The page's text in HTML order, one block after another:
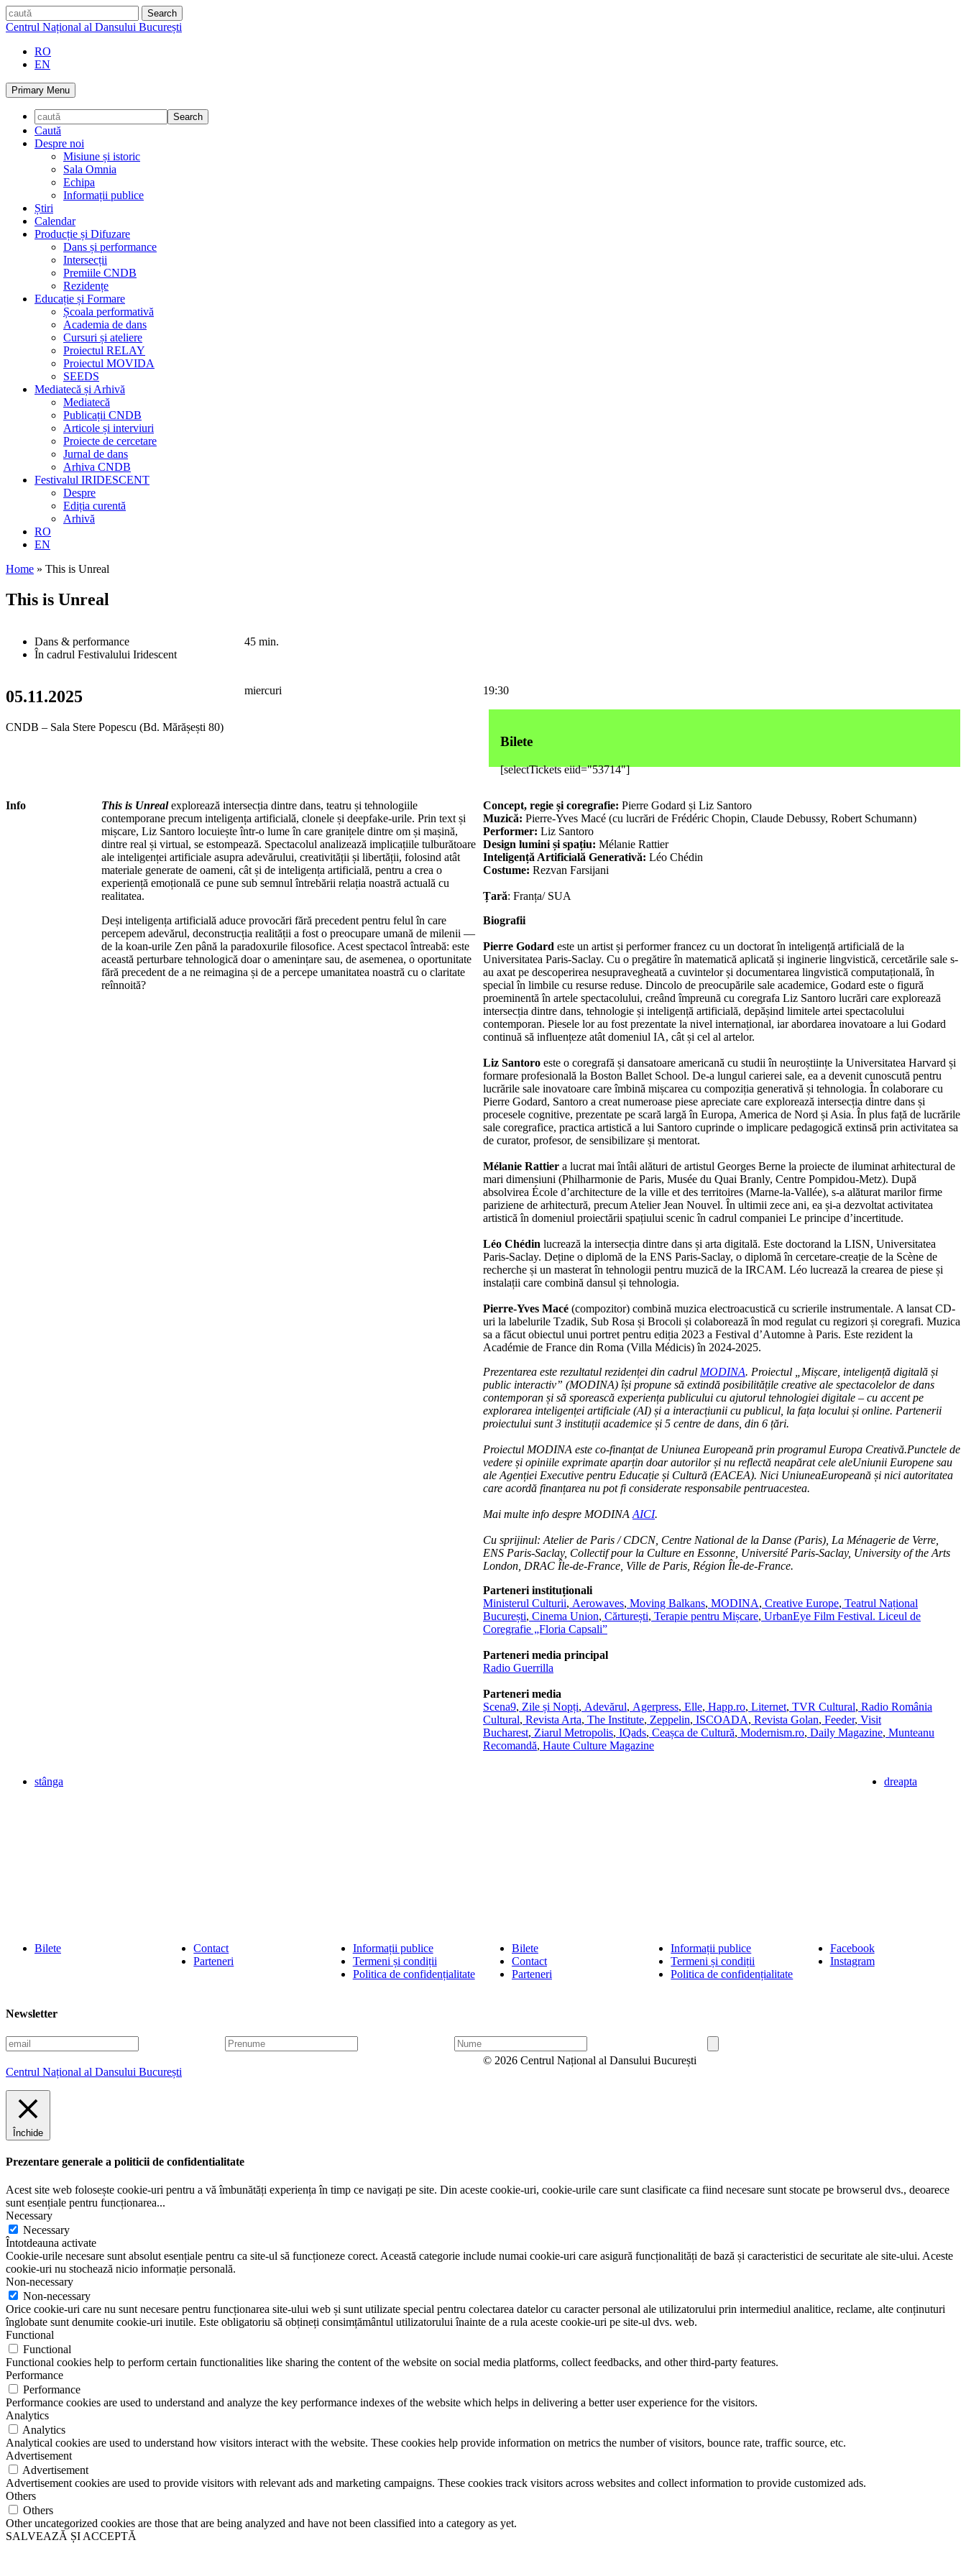
Skip
to
caută
Centrul Național al Dansului București
RO
EN
Primary Menu
Caută
Despre noi
Misiune și istoric
Sala Omnia
Echipa
Informații publice
Știri
Calendar
Producție și Difuzare
Dans și performance
Intersecții
Premiile CNDB
Rezidențe
Educație și Formare
Școala performativă
Academia de dans
Cursuri și ateliere
Proiectul RELAY
Proiectul MOVIDA
SEEDS
Mediatecă și Arhivă
Mediatecă
Publicații CNDB
Articole și interviuri
Proiecte de cercetare
Jurnal de dans
Arhiva CNDB
Festivalul IRIDESCENT
Despre
Ediția curentă
Arhivă
RO
EN
Home » This is Unreal
This is Unreal
Dans & performance
În cadrul Festivalului Iridescent
45 min.
05.11.2025 miercuri 19:30
CNDB – Sala Stere Popescu (Bd. Mărășești 80)
Bilete
[selectTickets eiid="53714"]
Info This is Unrealexplorează intersecția dintre dans, teatru și tehnologiile
contemporane precum inteligența artificială, clonele și deepfake-urile. Prin text și
mișcare, Liz Santoro locuiește într-o lume în care granițele dintre om și mașină,
dintre real și virtual, se estompează. Spectacolul analizează implicațiile tulburătoare
ale inteligenței artificiale asupra adevărului, creativității și libertății, folosind atât
materiale generate de oameni, cât și de inteligența artificială, pentru a crea o
experiență emoțională ce pune sub semnul întrebării relația noastră actuală cu
realitatea.
Deși inteligența artificială aduce provocări fără precedent pentru felul în care
percepem adevărul, deconstrucția realității a fost o preocupare umană de milenii —
de la koan-urile Zen până la paradoxurile filosofice. Acest spectacol întreabă: este
această perturbare tehnologică doar o amenințare sau, de asemenea, o oportunitate
fără precedent de a ne reimagina și de a percepe umanitatea noastră cu o claritate
reînnoită?
Concept, regie și coregrafie: Pierre Godard și Liz Santoro
Muzică: Pierre-Yves Macé (cu lucrări de Frédéric Chopin, Claude Debussy, Robert Schumann)
Performer: Liz Santoro
Design lumini și spațiu: Mélanie Rattier
Inteligență Artificială Generativă: Léo Chédin
Costume: Rezvan Farsijani
Țară: Franța/ SUA
Biografii
Pierre Godard este un artist și performer francez cu un doctorat în inteligență artificială de la
Universitatea Paris-Saclay. Cu o pregătire în matematică aplicată și inginerie lingvistică, cercetările sale s-
au axat pe descoperirea nesupravegheată a cuvintelor și documentarea lingvistică computațională, în
special în limbile cu resurse reduse. Dincolo de preocupările sale academice, Godard este o figură
proeminentă în artele spectacolului, creând împreună cu coregrafa Liz Santoro lucrări care explorează
intersecția dintre dans, tehnologie și inteligență artificială, depășind limitele artei spectacolului
contemporan. Piesele lor au fost prezentate la nivel internațional, iar abordarea inovatoare a lui Godard
continuă să influențeze atât domeniul IA, cât și cel al artelor.
Liz Santoro este o coregrafă și dansatoare americană cu studii în neuroștiințe la Universitatea Harvard și
formare profesională la Boston Ballet School. De-a lungul carierei sale, ea a devenit cunoscută pentru
lucrările sale inovatoare care îmbină mișcarea cu compoziția generativă și tehnologia. În colaborare cu
Pierre Godard, Santoro a creat numeroase piese apreciate care explorează intersecția dintre dans și
procesele cognitive, prezentate pe scară largă în Europa, America de Nord și Asia. În plus față de lucrările
sale coregrafice, practica artistică a lui Santoro cuprinde o implicare pedagogică extinsă prin activitatea sa
de curator, profesor, de sensibilizare și mentorat.
Mélanie Rattier a lucrat mai întâi alături de artistul Georges Berne la proiecte de iluminat arhitectural de
mari dimensiuni (Philharmonie de Paris, Musée du Quai Branly, Centre Pompidou-Metz). După
absolvirea École d’architecture de la ville et des territoires (Marne-la-Vallée), s-a alăturat marilor firme
pariziene de arhitectură, precum Atelier Jean Nouvel. În ultimii zece ani, ea și-a dezvoltat activitatea
artistică în domeniul proiectării spațiului scenic în cadrul companiei Le principe d’incertitude.
Léo Chédin lucrează la intersecția dintre dans și arta digitală. Este doctorand la LISN, Universitatea
Paris-Saclay. Deține o diplomă de la ENS Paris-Saclay, o diplomă în cercetare-creație de la Scène de
recherche și un masterat în tehnologii pentru muzică de la IRCAM. Léo lucrează la crearea de piese și
instalații care combină dansul și tehnologia.
Pierre-Yves Macé (compozitor) combină muzica electroacustică cu scrierile instrumentale. A lansat CD-
uri la labelurile Tzadik, Sub Rosa și Brocoli și colaborează în mod regulat cu regizori și coregrafi. Muzica
sa a făcut obiectul unui portret pentru ediția 2023 a Festival d’Automne à Paris. Este rezident la
Académie de France din Roma (Villa Médicis) în 2024-2025.
Prezentarea este rezultatul rezidenței din cadrul MODINA. Proiectul „Mișcare, inteligență digitală și
public interactiv” (MODINA) își propune să extindă posibilitățile creative ale spectacolelor de dans
contemporan și să sporească experiența publicului cu ajutorul tehnologiei digitale – cu accent pe
explorarea inteligenței artificiale (AI) și a interacțiunii cu publicul, la fața locului și online. Partenerii
proiectului sunt 3 instituții academice și 5 centre de dans, din 6 țări.
Proiectul MODINA este co-finanțat de Uniunea Europeană prin programul Europa Creativă.Punctele de
vedere și opiniile exprimate aparțin doar autorilor și nu reflectă neapărat cele aleUniunii Europene sau
ale Agenției Executive pentru Educație și Cultură (EACEA). Nici UniuneaEuropeană și nici autoritatea
care acordă finanțarea nu pot fi considerate responsabile pentruacestea.
Mai multe info despre MODINA AICI.
Cu sprijinul: Atelier de Paris / CDCN, Centre National de la Danse (Paris), La Ménagerie de Verre,
ENS Paris-Saclay, Collectif pour la Culture en Essonne, Université Paris-Saclay, University of the Arts
London, DRAC Île-de-France, Ville de Paris, Région Île-de-France.
Parteneri instituționali
Ministerul Culturii, Aerowaves, Moving Balkans, MODINA, Creative Europe, Teatrul Național
București, Cinema Union, Cărturești, Terapie pentru Mișcare, UrbanEye Film Festival. Liceul de
Coregrafie „Floria Capsali”
Parteneri media principal
Radio Guerrilla
Parteneri media
Scena9, Zile și Nopți, Adevărul, Agerpress, Elle, Happ.ro, Liternet, TVR Cultural, Radio România
Cultural, Revista Arta, The Institute, Zeppelin, ISCOADA, Revista Golan, Feeder, Visit
Bucharest, Ziarul Metropolis, IQads, Ceașca de Cultură, Modernism.ro, Daily Magazine, Munteanu
Recomandă, Haute Culture Magazine
stânga dreapta
Bilete
Contact
Parteneri
Informații publice
Termeni și condiții
Politica de confidențialitate
Bilete
Contact
Parteneri
Informații publice
Termeni și condiții
Politica de confidențialitate
Facebook
Instagram
Newsletter
E
m
a
i
l
P
r
N
u
Centrul Național al Dansului București
© 2026 Centrul Național al Dansului București
Închide
Prezentare generale a politicii de confidentialitate
Acest site web folosește cookie-uri pentru a vă îmbunătăți experiența în timp ce navigați pe site. Din aceste cookie-uri, cookie-urile care sunt clasificate ca fiind necesare sunt stocate pe browserul dvs., deoarece
sunt esențiale pentru funcționarea...
Necessary
Necessary
Întotdeauna activate
Cookie-urile necesare sunt absolut esențiale pentru ca site-ul să funcționeze corect. Această categorie include numai cookie-uri care asigură funcționalități de bază și caracteristici de securitate ale site-ului. Aceste
cookie-uri nu stochează nicio informație personală.
Non-necessary
Non-necessary
Orice cookie-uri care nu sunt necesare pentru funcționarea site-ului web și sunt utilizate special pentru colectarea datelor cu caracter personal ale utilizatorului prin intermediul analitice, reclame, alte conținuturi
înglobate sunt denumite cookie-uri inutile. Este obligatoriu să obțineți consimțământul utilizatorului înainte de a rula aceste cookie-uri pe site-ul dvs. web.
Functional
Functional
Functional cookies help to perform certain functionalities like sharing the content of the website on social media platforms, collect feedbacks, and other third-party features.
Performance
Performance
Performance cookies are used to understand and analyze the key performance indexes of the website which helps in delivering a better user experience for the visitors.
Analytics
Analytics
Analytical cookies are used to understand how visitors interact with the website. These cookies help provide information on metrics the number of visitors, bounce rate, traffic source, etc.
Advertisement
Advertisement
Advertisement cookies are used to provide visitors with relevant ads and marketing campaigns. These cookies track visitors across websites and collect information to provide customized ads.
Others
Others
Other uncategorized cookies are those that are being analyzed and have not been classified into a category as yet.
SALVEAZĂ ȘI ACCEPTĂ